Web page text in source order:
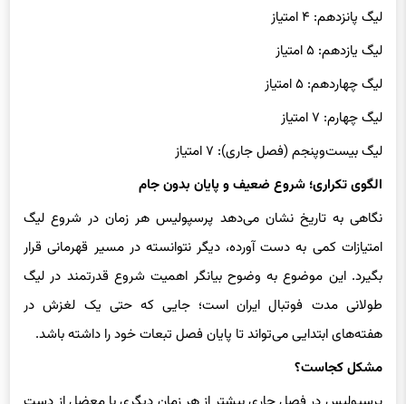
لیگ پانزدهم: ۴ امتیاز
لیگ یازدهم: ۵ امتیاز
لیگ چهاردهم: ۵ امتیاز
لیگ چهارم: ۷ امتیاز
لیگ بیست‌وپنجم (فصل جاری): ۷ امتیاز
الگوی تکراری؛ شروع ضعیف و پایان بدون جام
نگاهی به تاریخ نشان می‌دهد پرسپولیس هر زمان در شروع لیگ
امتیازات کمی به دست آورده، دیگر نتوانسته در مسیر قهرمانی قرار
بگیرد. این موضوع به وضوح بیانگر اهمیت شروع قدرتمند در لیگ
طولانی مدت فوتبال ایران است؛ جایی که حتی یک لغزش در
هفته‌های ابتدایی می‌تواند تا پایان فصل تبعات خود را داشته باشد.
مشکل کجاست؟